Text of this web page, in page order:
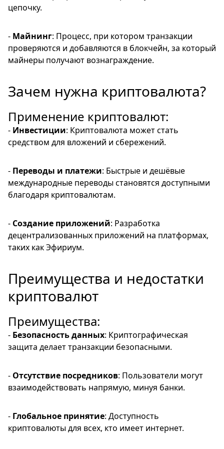
цепочку.
- Майнинг: Процесс, при котором транзакции
проверяются и добавляются в блокчейн, за который
майнеры получают вознаграждение.
Зачем нужна криптовалюта?
Применение криптовалют:
- Инвестиции: Криптовалюта может стать
средством для вложений и сбережений.
- Переводы и платежи: Быстрые и дешёвые
международные переводы становятся доступными
благодаря криптовалютам.
- Создание приложений: Разработка
децентрализованных приложений на платформах,
таких как Эфириум.
Преимущества и недостатки
криптовалют
Преимущества:
- Безопасность данных: Криптографическая
защита делает транзакции безопасными.
- Отсутствие посредников: Пользователи могут
взаимодействовать напрямую, минуя банки.
- Глобальное принятие: Доступность
криптовалюты для всех, кто имеет интернет.